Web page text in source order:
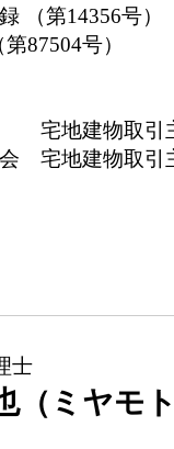
14356号）
87504号）
宅地建物取引
会 宅地建物取
士
（ミヤモ